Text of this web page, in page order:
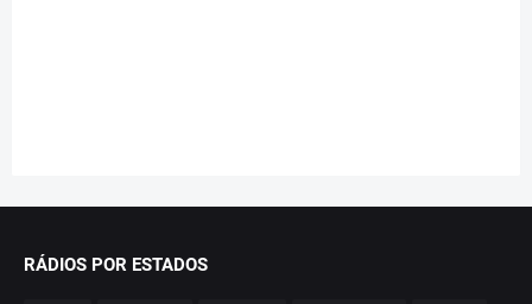
RÁDIOS POR ESTADOS